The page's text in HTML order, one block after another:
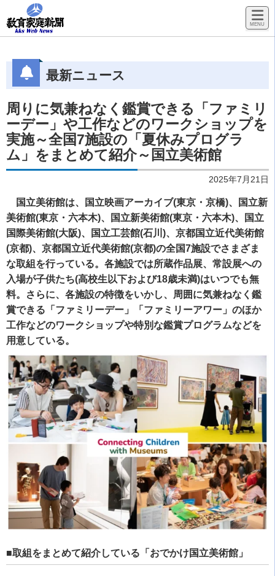
最新ニュース
周りに気兼ねなく鑑賞できる「ファミリ
ーデー」や工作などのワークショップを
実施～全国7施設の「夏休みプログラ
ム」をまとめて紹介～国立美術館
2025年7月21日
国立美術館は、国立映画アーカイブ(東京・京橋)、国立新
美術館(東京・六本木)、国立新美術館(東京・六本木)、国立
国際美術館(大阪)、国立工芸館(石川)、京都国立近代美術館
(京都)、京都国立近代美術館(京都)の全国7施設でさまざま
な取組を行っている。各施設では所蔵作品展、常設展への
入場が子供たち(高校生以下および18歳未満)はいつでも無
料。さらに、各施設の特徴をいかし、周囲に気兼ねなく鑑
賞できる「ファミリーデー」「ファミリーアワー」のほか
工作などのワークショップや特別な鑑賞プログラムなどを
用意している。
■取組をまとめて紹介している「おでかけ国立美術館」